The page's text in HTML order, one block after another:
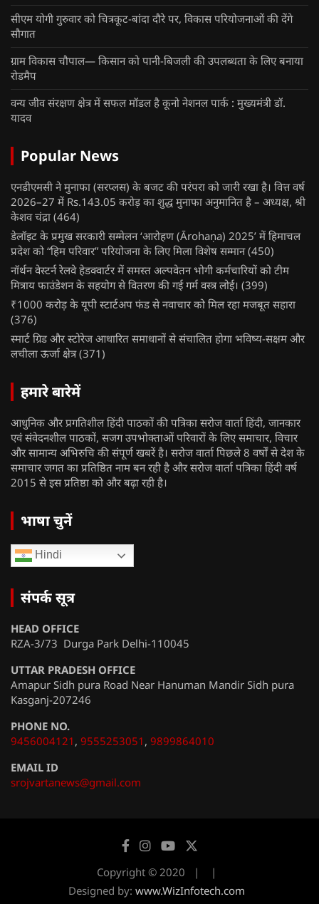
सीएम योगी गुरुवार को चित्रकूट-बांदा दौरे पर, विकास परियोजनाओं की देंगे
सौगात
ग्राम विकास चौपाल— किसान को पानी-बिजली की उपलब्धता के लिए बनाया
रोडमैप
वन्य जीव संरक्षण क्षेत्र में सफल मॉडल है कूनो नेशनल पार्क : मुख्यमंत्री डॉ.
यादव
Popular News
एनडीएमसी ने मुनाफा (सरप्लस) के बजट की परंपरा को जारी रखा है। वित्त वर्ष
2026–27 में Rs.143.05 करोड़ का शुद्ध मुनाफा अनुमानित है – अध्यक्ष, श्री
केशव चंद्रा (464)
डेलॉइट के प्रमुख सरकारी सम्मेलन ‘आरोहण (Ārohaṇa) 2025’ में हिमाचल
प्रदेश को “हिम परिवार” परियोजना के लिए मिला विशेष सम्मान (450)
नॉर्थन वेस्टर्न रेलवे हेडक्वार्टर में समस्त अल्पवेतन भोगी कर्मचारियों को टीम
मित्राय फाउंडेशन के सहयोग से वितरण की गई गर्म वस्त्र लोई। (399)
₹1000 करोड़ के यूपी स्टार्टअप फंड से नवाचार को मिल रहा मजबूत सहारा
(376)
स्मार्ट ग्रिड और स्टोरेज आधारित समाधानों से संचालित होगा भविष्य-सक्षम और
लचीला ऊर्जा क्षेत्र (371)
हमारे बारेमें
आधुनिक और प्रगतिशील हिंदी पाठकों की पत्रिका सरोज वार्ता हिंदी, जानकार
एवं संवेदनशील पाठकों, सजग उपभोक्ताओं परिवारों के लिए समाचार, विचार
और सामान्य अभिरुचि की संपूर्ण खबरें है। सरोज वार्ता पिछले 8 वर्षों से देश के
समाचार जगत का प्रतिष्ठित नाम बन रही है और सरोज वार्ता पत्रिका हिंदी वर्ष
2015 से इस प्रतिष्ठा को और बढ़ा रही है।
भाषा चुनें
Hindi
संपर्क सूत्र
HEAD OFFICE
RZA-3/73 Durga Park Delhi-110045
UTTAR PRADESH OFFICE
Amapur Sidh pura Road Near Hanuman Mandir Sidh pura
Kasganj-207246
PHONE NO.
9456004121 , 9555253051 , 9899864010
EMAIL ID
srojvartanews@gmail.com
Copyright © 2020
Designed by: www.WizInfotech.com